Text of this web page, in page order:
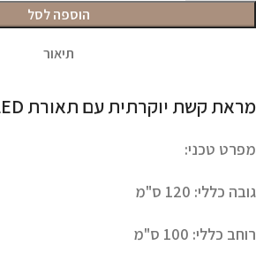
הוספה לסל
תיאור
מראת קשת יוקרתית עם תאורת LED – צבע לבן
מפרט טכני:
גובה כללי: 120 ס"מ
רוחב כללי: 100 ס"מ